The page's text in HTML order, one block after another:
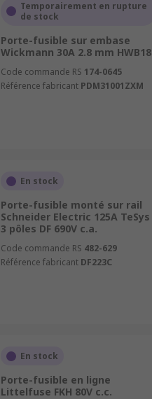
Temporairement en rupture
de stock
Porte-fusible sur embase
Wickmann 30A 2.8 mm HWB18
Code commande RS 174-0645
Référence fabricant PDM31001ZXM
En stock
Porte-fusible monté sur rail
Schneider Electric 125A TeSys
3 pôles DF 690V c.a.
Code commande RS 482-629
Référence fabricant DF223C
En stock
Porte-fusible en ligne
Littelfuse FKH 80V c.c.